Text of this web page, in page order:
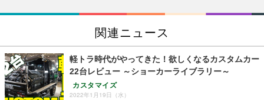
関連ニュース
軽トラ時代がやってきた！欲しくなるカスタムカー
22台レビュー ～ショーカーライブラリー～
カスタマイズ
2022年1月19日（水）